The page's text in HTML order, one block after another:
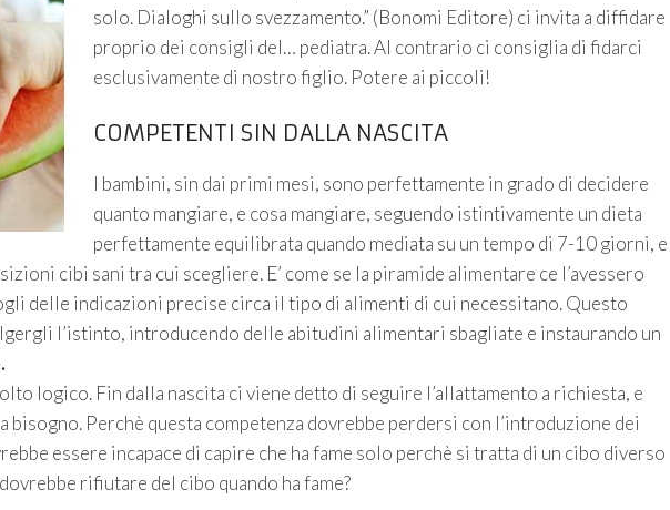
solo. Dialoghi sullo svezzamento.” (Bonomi Editore) ci invita a diffidare
proprio dei consigli del… pediatra. Al contrario ci consiglia di fidarci
esclusivamente di nostro figlio. Potere ai piccoli!
COMPETENTI SIN DALLA NASCITA
I bambini, sin dai primi mesi, sono perfettamente in grado di decidere
quanto mangiare, e cosa mangiare, seguendo istintivamente un dieta
perfettamente equilibrata quando mediata su un tempo di 7-10 giorni, e
cibi sani tra cui scegliere. E’ come se la piramide alimentare ce l’avessero
delle indicazioni precise circa il tipo di alimenti di cui necessitano. Questo
l’istinto, introducendo delle abitudini alimentari sbagliate e instaurando un
logico. Fin dalla nascita ci viene detto di seguire l’allattamento a richiesta, e
bisogno. Perchè questa competenza dovrebbe perdersi con l’introduzione dei
essere incapace di capire che ha fame solo perchè si tratta di un cibo diverso
rifiutare del cibo quando ha fame?